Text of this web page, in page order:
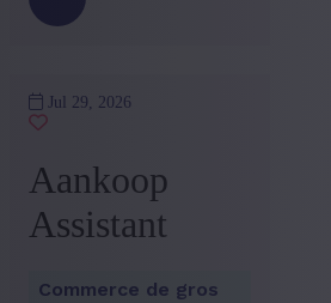
Jul 29, 2026
Aankoop
Assistant
Commerce de gros